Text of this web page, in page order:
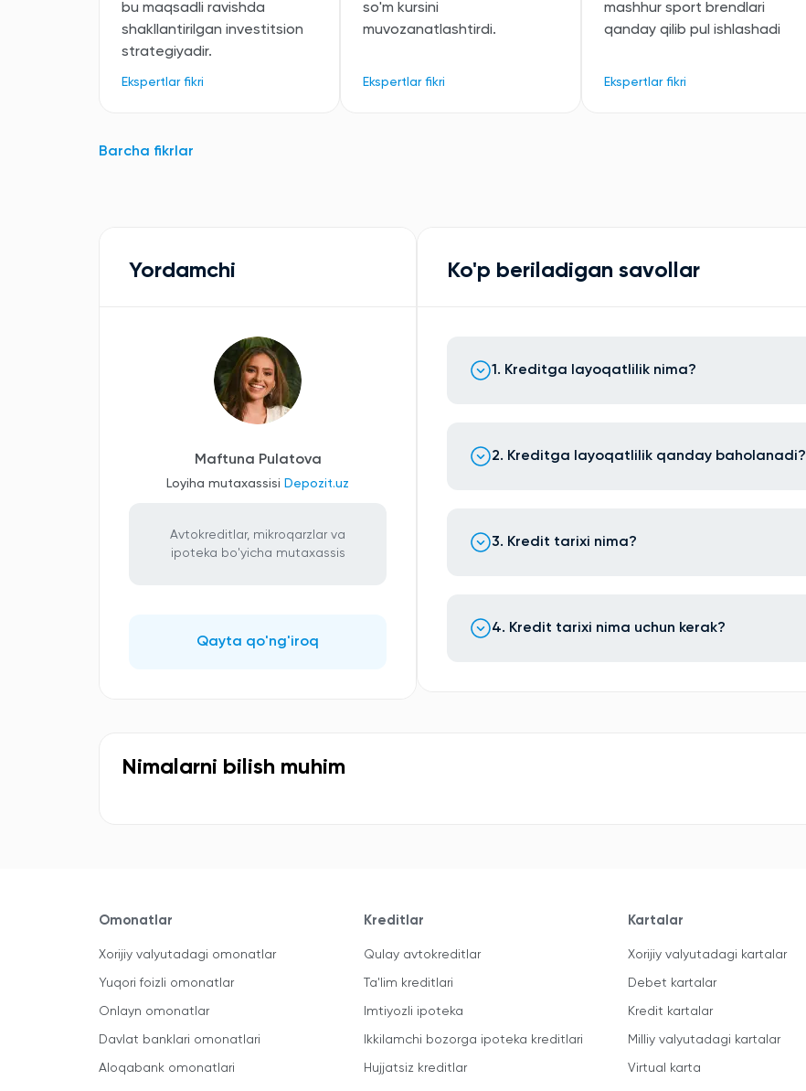
bu maqsadli ravishda
shakllantirilgan investitsion
strategiyadir.
Ekspertlar fikri
so'm kursini
muvozanatlashtirdi.
Ekspertlar fikri
mashhur sport brendlari
qanday qilib pul ishlashadi
Ekspertlar fikri
Barcha fikrlar
Yordamchi
Maftuna Pulatova
Loyiha mutaxassisi Depozit.uz
Avtokreditlar, mikroqarzlar va
ipoteka bo'yicha mutaxassis
Qayta qo'ng'iroq
Ko'p beriladigan savollar
1. Kreditga layoqatlilik nima?
2. Kreditga layoqatlilik qanday baholanadi?
3. Kredit tarixi nima?
4. Kredit tarixi nima uchun kerak?
Nimalarni bilish muhim
Omonatlar
Xorijiy valyutadagi omonatlar
Yuqori foizli omonatlar
Onlayn omonatlar
Davlat banklari omonatlari
Aloqabank omonatlari
Kreditlar
Qulay avtokreditlar
Ta'lim kreditlari
Imtiyozli ipoteka
Ikkilamchi bozorga ipoteka kreditlari
Hujjatsiz kreditlar
Kartalar
Xorijiy valyutadagi kartalar
Debet kartalar
Kredit kartalar
Milliy valyutadagi kartalar
Virtual karta